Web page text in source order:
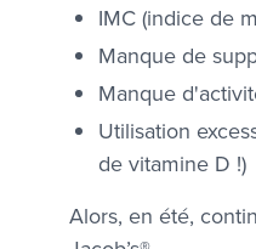
IMC (indice de
Manque de
Manque
Utilisation
de vitamine D !)
Alors, en été,